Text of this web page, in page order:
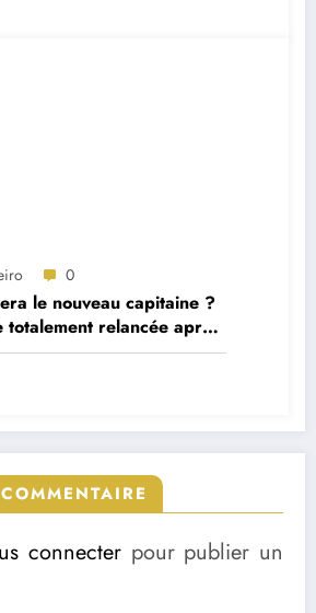
0
le nouveau capitaine ?
totalement relancée après
connecter pour publier un